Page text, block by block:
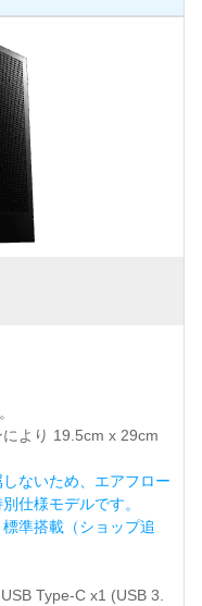
より 19.5cm x 29cm
ないため、エアフロー
仕様モデルです。
準搭載（ショップ追
Type-C x1 (USB 3.